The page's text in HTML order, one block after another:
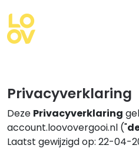
Privacyverklaring
Deze Privacyverklaring
account.loovovergooi.nl ("
Laatst gewijzigd op: 22-04-